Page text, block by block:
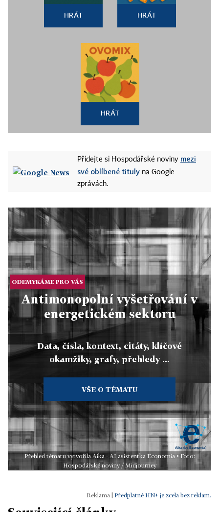
HRÁT HRÁT
HRÁT
Přidejte si Hospodářské noviny mezi
své oblíbené tituly na Google
zprávách.
ODEMYKÁME PRO VÁS
Antimonopolní vyšetřování v
energetickém sektoru
Data, čísla, kontext, citáty, klíčové
okamžiky, grafy, přehledy ...
VŠE O TÉMATU
Přehled tématu vytvořila Aika - AI asistentka Economia • Foto:
Hospodářské noviny / Midjourney
Předplatné HN+ je zcela bez reklam.